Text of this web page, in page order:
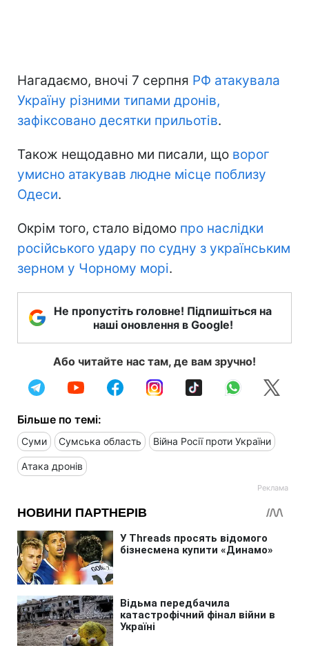
Нагадаємо, вночі 7 серпня РФ атакувала
Україну різними типами дронів,
зафіксовано десятки прильотів.
Також нещодавно ми писали, що ворог
умисно атакував людне місце поблизу
Одеси.
Окрім того, стало відомо про наслідки
російського удару по судну з українським
зерном у Чорному морі.
Не пропустіть головне! Підпишіться на
наші оновлення в Google!
Або читайте нас там, де вам зручно!
Більше по темі:
Суми Сумська область Війна Росії проти України
Атака дронів